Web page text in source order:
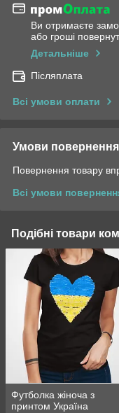
Ви отримаєте
або гроші
Детальніше
Післяплата
Всі умови оплати
Умови повернення
Повернення товару
Всі умови
Подібні товари
Футболка жіноча з
принтом Україна